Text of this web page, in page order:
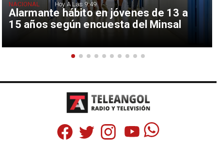
Alarmante hábito en jóvenes de 13 a
15 años según encuesta del Minsal
NACIONAL Hoy A Las 9:49